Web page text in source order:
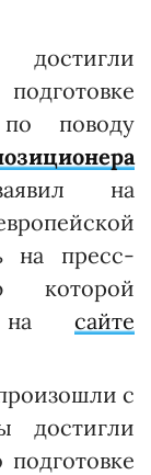
поводу
на
на пресс-
которой
на сайте
с
достигли